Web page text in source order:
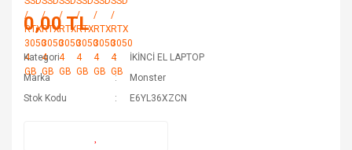
0,00 TL
Kategori
İKİNCİ EL LAPTOP
Marka
Monster
Stok Kodu
E6YL36XZCN